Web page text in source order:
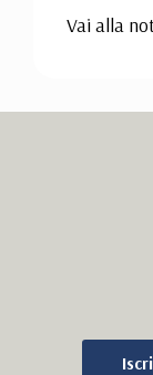
Vai alla